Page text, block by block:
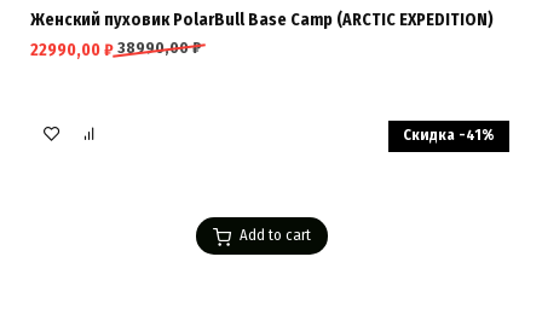
Женский пуховик PolarBull Base Camp (ARCTIC EXPEDITION)
38990,00₽
22990,00₽
Add to cart
Скидка -41%